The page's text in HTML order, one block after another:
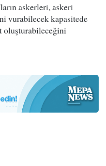
askerleri, askeri
vurabilecek kapasitede
oluşturabileceğini